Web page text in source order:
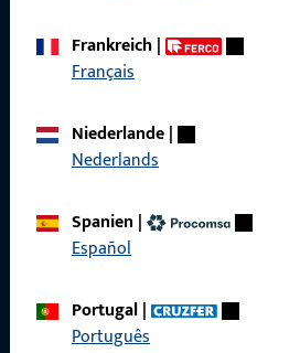
Frankreich|
Français
Niederlande|
Nederlands
Spanien |
Español
Portugal|
Português
AGB